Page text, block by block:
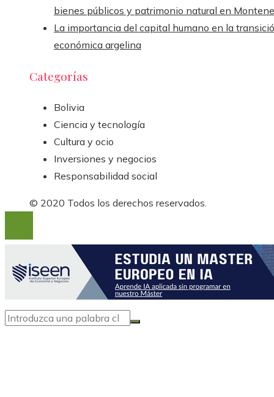
bienes públicos y patrimonio natural en
La importancia del capital humano en la
económica argelina
Categorías
Bolivia
Ciencia y tecnología
Cultura y ocio
Inversiones y negocios
Responsabilidad social
© 2020 Todos los derechos reservados.